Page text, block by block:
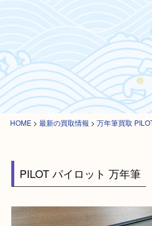
HOME
PILOT パイロット 万年筆